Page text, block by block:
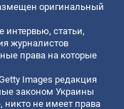
оригинальный
интервью, статьи,
журналистов
права на которые
Images редакция
законом Украины
никто не имеет права